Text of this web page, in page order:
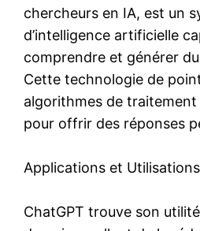
chercheurs en IA, est un
d’intelligence artificielle
comprendre et générer
Cette technologie de
algorithmes de
pour offrir des réponses
Applications et
ChatGPT trouve son